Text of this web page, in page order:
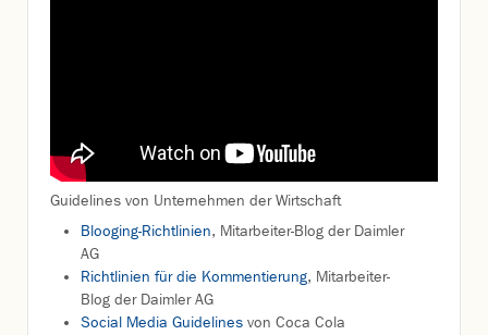
Guidelines von Unternehmen der Wirtschaft
Blooging-Richtlinien, Mitarbeiter-Blog der Daimler
AG
Richtlinien für die Kommentierung, Mitarbeiter-
Blog der Daimler AG
Social Media Guidelines von Coca Cola